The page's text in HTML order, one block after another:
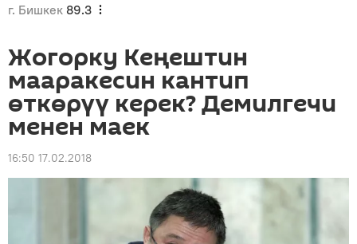
г. Бишкек 89.3
Жогорку Кеңештин
мааракесин кантип
өткөрүү керек? Демилгечи
менен маек
16:50 17.02.2018